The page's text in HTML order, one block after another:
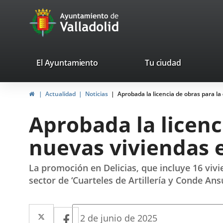
Portal
Web
Ayuntamiento
de
valladolid.es
El Ayuntamiento Tu ciudad
HomeActualidad Noticias Aprobada la licencia de obras para
Aprobada la
nuevas viviendas
La promoción en Delicias, que incluye 16
sector de ‘Cuarteles de Artillería y Conde
Twitter
EnlaceFacebook
Enlace
Fecha
2 de junio de 2025